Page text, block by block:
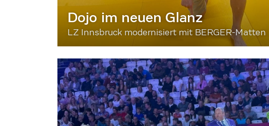
Dojo im neuen Glanz
LZ Innsbruck modernisiert mit BERGER-Matten